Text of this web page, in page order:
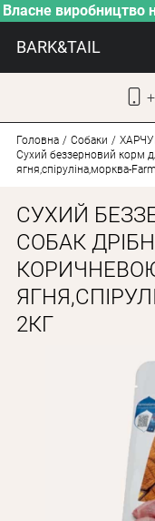
Власне виробництво
BARK&TAIL
Головна Собаки
Сухий беззерновий корм
ягня,спіруліна,морква-
СУХИЙ
СОБАК
2КГ